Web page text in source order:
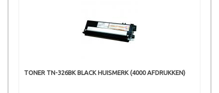
TONER TN-326BK BLACK HUISMERK (4000 AFDRUKKEN)